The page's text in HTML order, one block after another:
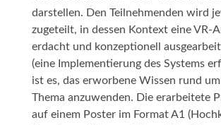
darstellen. Den Teilnehmenden wird
zugeteilt, in dessen Kontext eine VR-
erdacht und konzeptionell
(eine Implementierung des Systems
ist es, das erworbene Wissen rund
Thema anzuwenden. Die erarbeitete
auf einem Poster im Format A1